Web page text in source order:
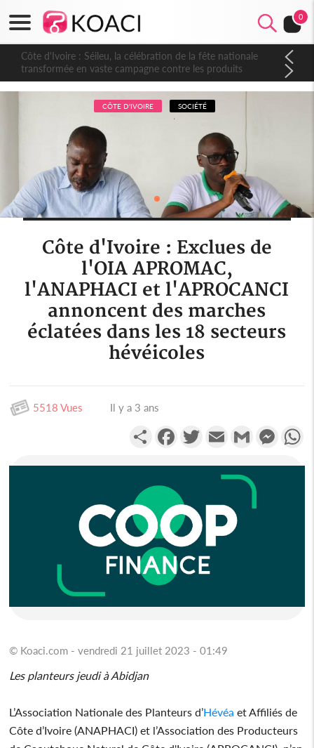
0
Côte d'Ivoire : Séileu, la célébration de la fête nationale
transformée en vaste campagne contre les produits
dépigmentants dangereux
CÔTE D'IVOIRE SOCIÉTÉ
Côte d'Ivoire : Exclues de
l'OIA APROMAC,
l'ANAPHACI et l'APROCANCI
annoncent des marches
éclatées dans les 18 secteurs
hévéicoles
5518 Vues Il y a 3 ans
PartagerFacebookTwitterEmail Gmail
© Koaci.com - vendredi 21 juillet 2023 - 01:49
Les planteurs jeudi à Abidjan
L’Association Nationale des Planteurs d’Hévéa et Affiliés de
Côte d’Ivoire (ANAPHACI) et l’Association des Producteurs